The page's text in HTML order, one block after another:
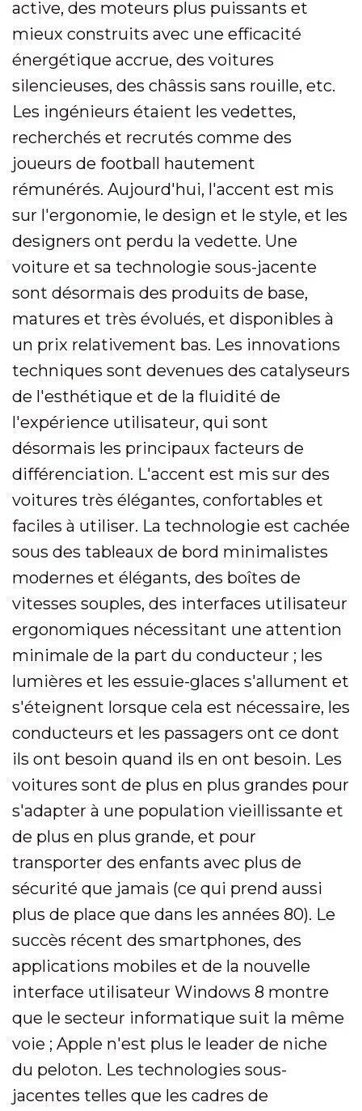
active, des moteurs plus puissants et
mieux construits avec une efficacité
énergétique accrue, des voitures
silencieuses, des châssis sans rouille, etc.
Les ingénieurs étaient les vedettes,
recherchés et recrutés comme des
joueurs de football hautement
rémunérés. Aujourd'hui, l'accent est mis
sur l'ergonomie, le design et le style, et les
designers ont perdu la vedette. Une
voiture et sa technologie sous-jacente
sont désormais des produits de base,
matures et très évolués, et disponibles à
un prix relativement bas. Les innovations
techniques sont devenues des catalyseurs
de l'esthétique et de la fluidité de
l'expérience utilisateur, qui sont
désormais les principaux facteurs de
différenciation. L'accent est mis sur des
voitures très élégantes, confortables et
faciles à utiliser. La technologie est cachée
sous des tableaux de bord minimalistes
modernes et élégants, des boîtes de
vitesses souples, des interfaces utilisateur
ergonomiques nécessitant une attention
minimale de la part du conducteur ; les
lumières et les essuie-glaces s'allument et
s'éteignent lorsque cela est nécessaire, les
conducteurs et les passagers ont ce dont
ils ont besoin quand ils en ont besoin. Les
voitures sont de plus en plus grandes pour
s'adapter à une population vieillissante et
de plus en plus grande, et pour
transporter des enfants avec plus de
sécurité que jamais (ce qui prend aussi
plus de place que dans les années 80). Le
succès récent des smartphones, des
applications mobiles et de la nouvelle
interface utilisateur Windows 8 montre
que le secteur informatique suit la même
voie ; Apple n'est plus le leader de niche
du peloton. Les technologies sous-
jacentes telles que les cadres de